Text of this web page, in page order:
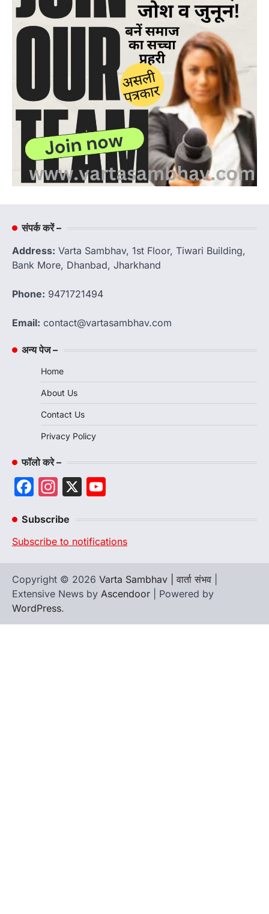
संपर्क करें –
Address: Varta Sambhav, 1st Floor, Tiwari Building,
Bank More, Dhanbad, Jharkhand
Phone: 9471721494
Email: contact@vartasambhav.com
अन्य पेज –
Home
About Us
Contact Us
Privacy Policy
फॉलो करे –
Facebook
Instagram
X
Subscribe
Subscribe to notifications
Copyright © 2026 Varta Sambhav | वार्ता संभव
Extensive News by Ascendoor | Powered by
WordPress.